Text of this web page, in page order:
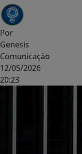
Por
Genesis
Comunicação
12/05/2026
20:23